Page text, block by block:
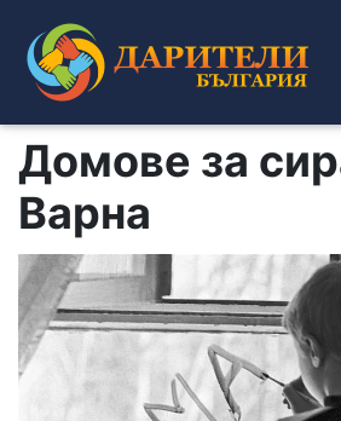
Домове за
Варна